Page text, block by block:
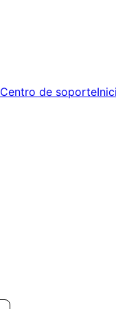
Centro de soporte